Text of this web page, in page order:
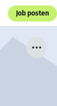
Job posten